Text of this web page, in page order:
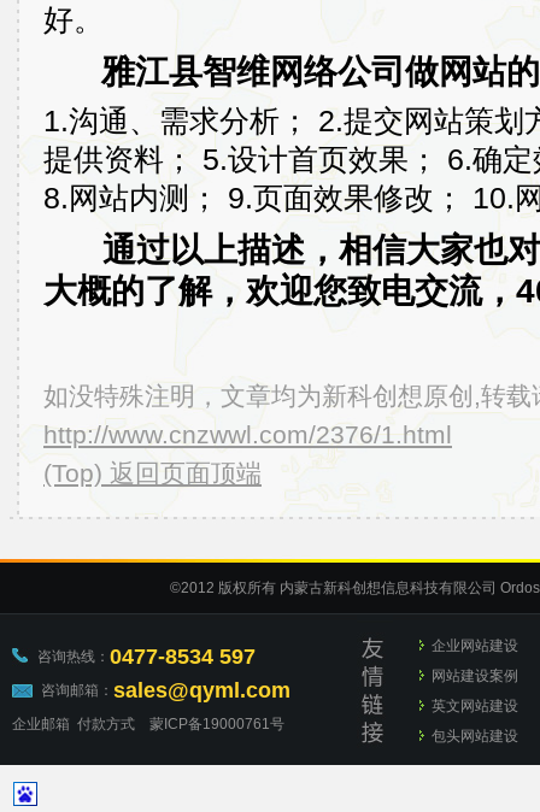
好。
雅江县智维网络公司做网站
1.沟通、需求分析； 2.提交网站策划
提供资料； 5.设计首页效果； 6.确
8.网站内测； 9.页面效果修改； 10.
通过以上描述，相信大家也
大概的了解，欢迎您致电交流，
如没特殊注明，文章均为新科创想原创,转载
http://www.cnzwwl.com/2376/1.html
(Top) 返回页面顶端
©2012 版权所有 内蒙古新科创想信息科技有限公司
咨询热线： 0477-8534 597
咨询邮箱： sales@qyml.com
企业邮箱 付款方式 蒙ICP备19000761号
企业网站建设
网站建设案例
英文网站建设
包头网站建设